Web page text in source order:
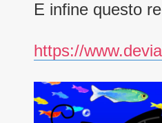
E infine questo
https://